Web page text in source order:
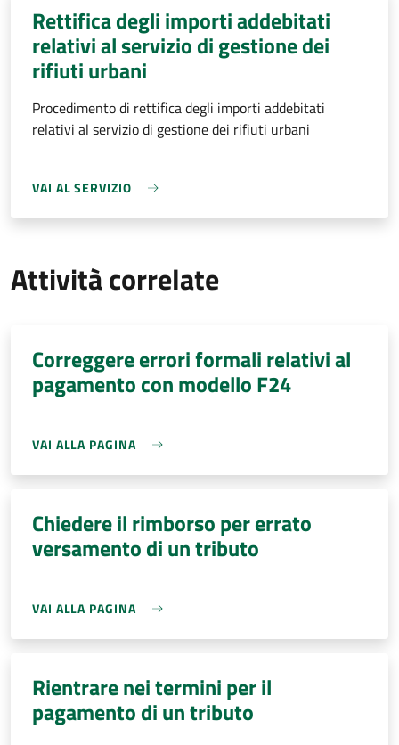
Rettifica degli importi addebitati
relativi al servizio di gestione dei
rifiuti urbani
Procedimento di rettifica degli importi addebitati
relativi al servizio di gestione dei rifiuti urbani
VAI AL SERVIZIO
Attività correlate
Correggere errori formali relativi al
pagamento con modello F24
VAI ALLA PAGINA
Chiedere il rimborso per errato
versamento di un tributo
VAI ALLA PAGINA
Rientrare nei termini per il
pagamento di un tributo